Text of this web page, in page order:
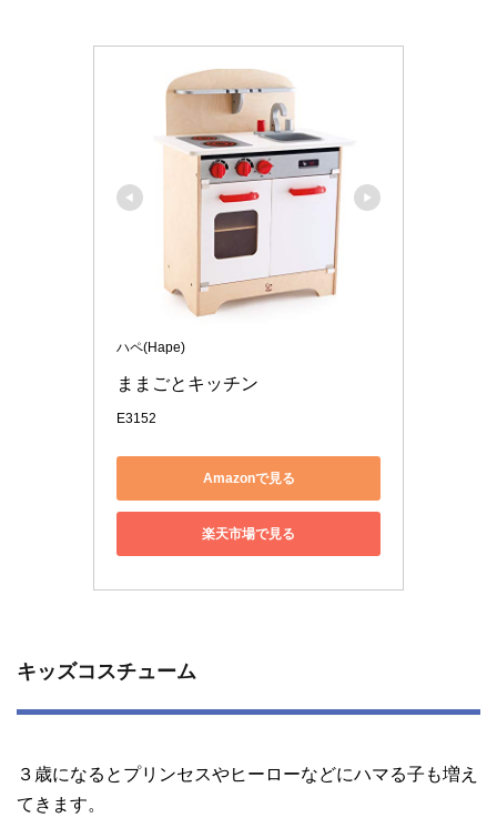
ハペ(Hape)
ままごとキッチン
E3152
Amazonで見る
楽天市場で見る
キッズコスチューム
３歳になるとプリンセスやヒーローなどにハマる子も増え
てきます。